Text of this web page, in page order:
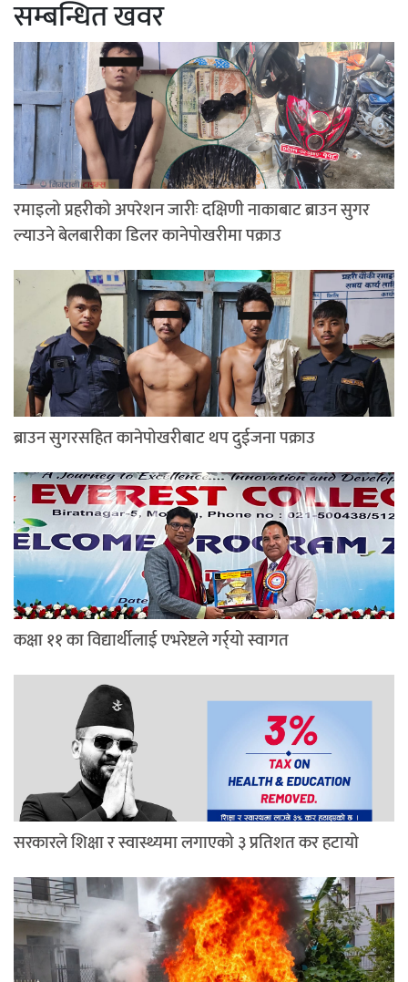
सम्बन्धित खवर
रमाइलो प्रहरीको अपरेशन जारीः दक्षिणी नाकाबाट ब्राउन सुगर
ल्याउने बेलबारीका डिलर कानेपोखरीमा पक्राउ
ब्राउन सुगरसहित कानेपोखरीबाट थप दुईजना पक्राउ
कक्षा ११ का विद्यार्थीलाई एभरेष्टले गर्र्यो स्वागत
सरकारले शिक्षा र स्वास्थ्यमा लगाएको ३ प्रतिशत कर हटायो